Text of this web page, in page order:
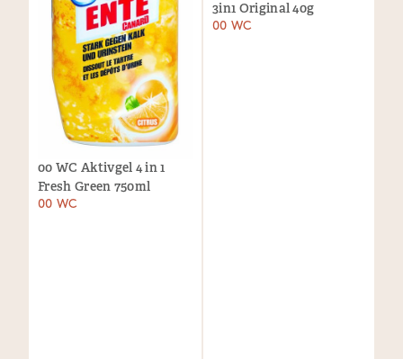
00 WC Aktivgel 4 in 1
Fresh Green 750ml
00 WC
3in1 Original 40g
00 WC